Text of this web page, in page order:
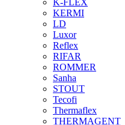
KERMI
LD
Luxor
Reflex
RIFAR
ROMMER
Sanha
STOUT
Tecofi
Thermaflex
THERMAGENT